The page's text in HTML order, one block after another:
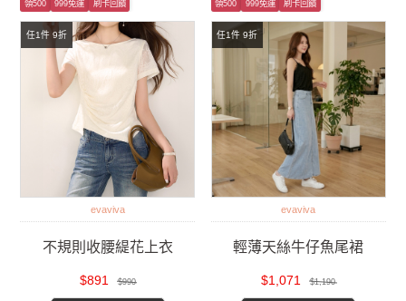
任1件 9折
領500 999免運 刷卡回饋
evaviva
不規則收腰緹花上衣
$891 $990
任1件 9折
領500 999免運 刷卡回饋
evaviva
輕薄天絲牛仔魚尾裙
$1,071 $1,190